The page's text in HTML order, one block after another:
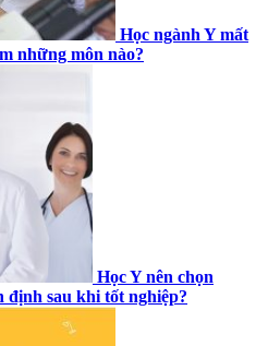
Học ngành Y mất
những môn nào?
Học Y nên chọn
định sau khi tốt nghiệp?